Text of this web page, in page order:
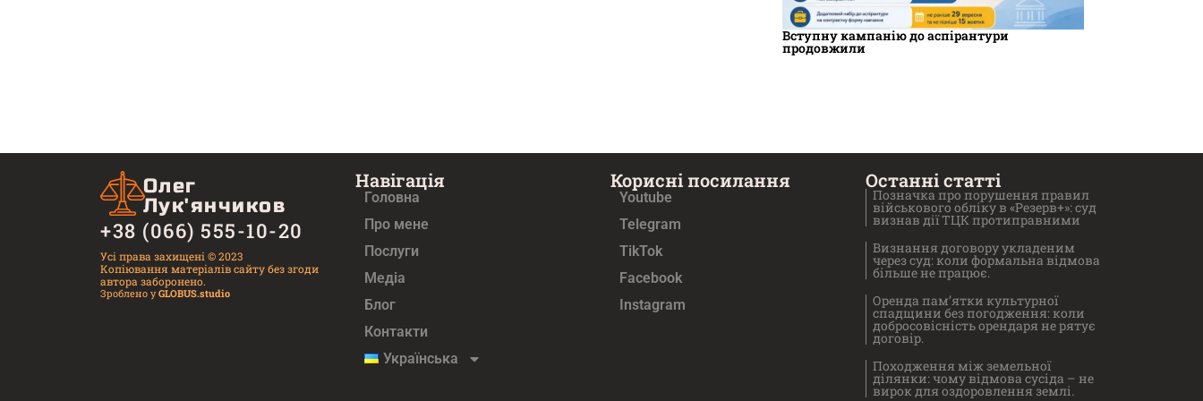
Вступну кампанію до аспірантури
продовжили
Олег
Лук'янчиков
+38 (066) 555-10-20
Усі права захищені © 2023
Копіювання матеріалів сайту без згоди
автора заборонено.
Зроблено уGLOBUS.studio
Навігація
Головна
Про мене
Послуги
Медiа
Блог
Контакти
Українська
Корисні посилання
Youtube
Telegram
TikTok
Facebook
Instagram
Останні статті
Позначка про порушення правил
військового обліку в «Резерв+»: суд
визнав дії ТЦК протиправними
Визнання договору укладеним
через суд: коли формальна відмова
більше не працює.
Оренда пам’ятки культурної
спадщини без погодження: коли
добросовісність орендаря не рятує
договір.
Походження між земельної
ділянки: чому відмова сусіда – не
вирок для оздоровлення землі.